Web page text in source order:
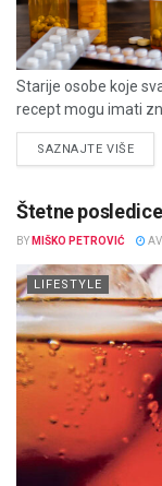
Starije osobe koje
recept mogu imati
SAZNAJTE VIŠE
Štetne
BY MIŠKO PETROVIĆ
LIFESTYLE